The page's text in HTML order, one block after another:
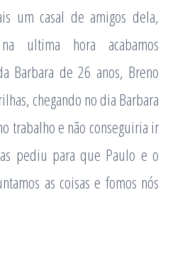
um casal de amigos dela,
ultima hora acabamos
Barbara de 26 anos, Breno
chegando no dia Barbara
trabalho e não conseguiria ir
pediu para que Paulo e o
as coisas e fomos nós